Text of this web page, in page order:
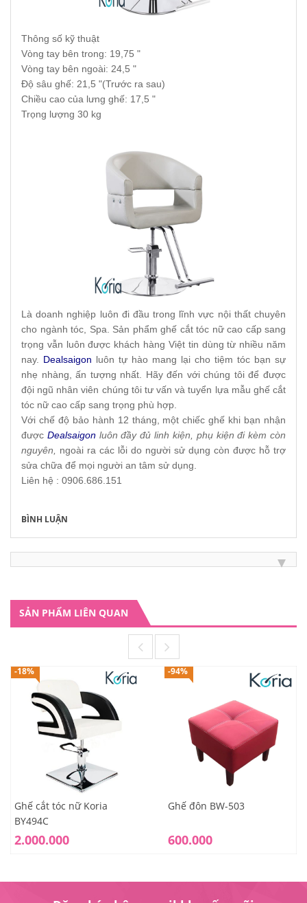
Thông số kỹ thuật
Vòng tay bên trong: 19,75 "
Vòng tay bên ngoài: 24,5 "
Độ sâu ghế: 21,5 "(Trước ra sau)
Chiều cao của lưng ghế: 17,5 "
Trọng lượng 30 kg
Là doanh nghiệp luôn đi đầu trong lĩnh vực nội thất chuyên
cho ngành tóc, Spa. Sản phẩm ghế cắt tóc nữ cao cấp sang
trọng vẫn luôn được khách hàng Việt tin dùng từ nhiều năm
nay. Dealsaigon luôn tự hào mang lại cho tiệm tóc bạn sự
nhẹ nhàng, ấn tượng nhất. Hãy đến với chúng tôi để được
đội ngũ nhân viên chúng tôi tư vấn và tuyển lựa mẫu ghế cắt
tóc nữ cao cấp sang trọng phù hợp.
Với chế độ bảo hành 12 tháng, một chiếc ghế khi bạn nhận
được Dealsaigonluôn đầy đủ linh kiện, phụ kiện đi kèm còn
nguyên,
ngoài ra các lỗi do người sử dụng còn được hỗ trợ
sửa chữa để mọi người an tâm sử dụng.
Liên hệ : 0906.686.151
BÌNH LUẬN
SẢN PHẨM LIÊN QUAN
-18%
Ghế cắt tóc nữ Koria
BY494C
2.000.000
-94%
Ghế đôn BW-503
600.000